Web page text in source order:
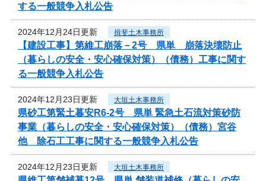
する一般競争入札公告
2024年12月24日更新 揖斐土木事務所
【建設工事】第維工崩落－2号 県単 崩落決壊防止
（暮らしの安全・安心確保対策）（債務）工事に関す
る一般競争入札公告
2024年12月23日更新 大垣土木事務所
県砂工第緊土暮安R6-2号 県単 緊急土石流対策砂防
事業（暮らしの安全・安心確保対策）（債務）宮谷
他 除石工工事に関する一般競争入札公告
2024年12月23日更新 大垣土木事務所